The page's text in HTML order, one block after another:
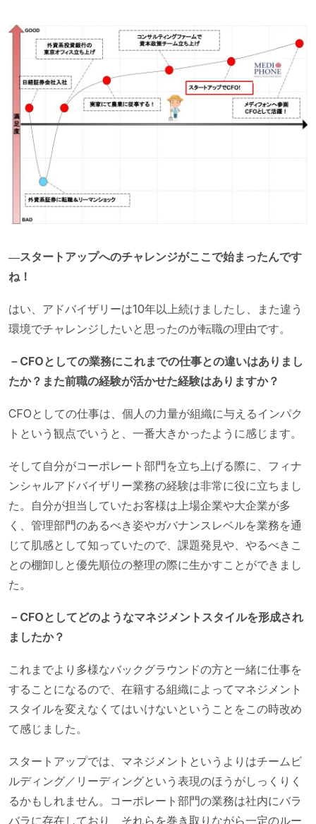
―スタートアップへのチャレンジがここで始まったんです
ね！
はい、アドバイザリーは10年以上続けましたし、また違う
環境でチャレンジしたいと思ったのが転職の理由です。
－CFOとしての業務にこれまでの仕事との違いはありまし
たか？また前職の経験が活かせた経験はありますか？
CFOとしての仕事は、個人の力量が組織に与えるインパク
トという観点でいうと、一番大きかったように感じます。
そして自分がコーポレート部門を立ち上げる際に、フィナ
ンシャルアドバイザリー業務の経験は非常に役に立ちまし
た。自分が担当していたお客様は上場企業や大企業が多
く、管理部門のあるべき姿やガバナンスレベルを業務を通
じて肌感として知っていたので、課題発見や、やるべきこ
との棚卸しと優先順位の整理の際に生かすことができまし
た。
－CFOとしてどのようなマネジメントスタイルを形成され
ましたか？
これまでより多様なバックグラウンドの方と一緒に仕事を
することになるので、在籍する組織によってマネジメント
スタイルを変えなくてはいけないということをこの時改め
て感じました。
スタートアップでは、マネジメントというよりはチームビ
ルディング／リーディングという表現のほうがしっくりく
るかもしれません。コーポレート部門の業務は社内にバラ
バラに存在しており、それらを巻き取りながら一定のルー